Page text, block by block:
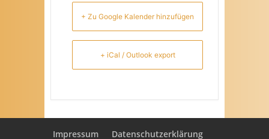
+ Zu Google Kalender hinzufügen
+ iCal / Outlook export
Impressum Datenschutzerklärung